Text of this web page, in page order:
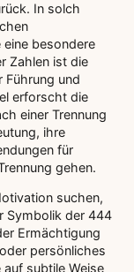
In solch
besondere
Zahlen ist die
und
erforscht die
einer Trennung
ihre
für
gehen.
suchen,
Symbolik der 444
Ermächtigung
persönliches
subtile Weise